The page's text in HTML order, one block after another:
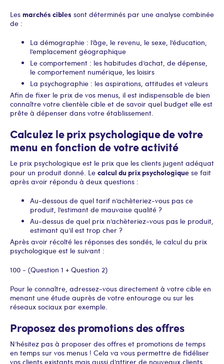
Les marchés cibles sont déterminés par une analyse combinée
de :
La démographie : l’âge, le revenu, le sexe, l’éducation,
l’emplacement géographique
Le comportement : les habitudes d’achat, de dépense,
le comportement numérique, les loisirs
La psychographie : les aspirations, attitudes et valeurs
Afin de fixer le prix de vos menus, il est indispensable de bien
connaître votre clientèle cible et de savoir quel budget elle est
prête à dépenser dans votre établissement.
Calculez le prix psychologique de votre
menu en fonction de votre activité
Le prix psychologique est le prix que les clients jugent adéquat
pour un produit donné. Le calcul du prix psychologique se fait
après avoir répondu à deux questions :
Au-dessous de quel tarif n’achèteriez-vous pas ce
produit, l’estimant de mauvaise qualité ?
Au-dessus de quel prix n’achèteriez-vous pas le produit,
estimant qu’il est trop cher ?
Après avoir récolté les réponses des sondés, le calcul du prix
psychologique est le suivant :
100 - (Question 1 + Question 2)
Pour le connaître, adressez-vous directement à votre cible en
menant une étude auprès de votre entourage ou sur les
réseaux sociaux par exemple.
Proposez des promotions des offres
N’hésitez pas à proposer des offres et promotions de temps
en temps sur vos menus ! Cela va vous permettre de fidéliser
vos clients existants mais aussi d’attirer de nouveaux clients